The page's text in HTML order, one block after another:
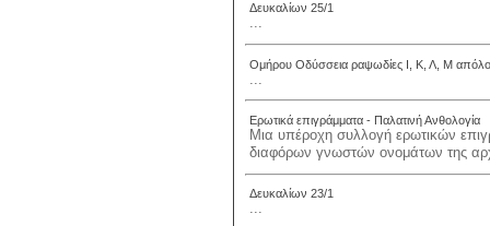
Δευκαλίων 25/1
...
Ομήρου Οδύσσεια ραψωδίες Ι, Κ, Λ, Μ
Ερωτικά επιγράμματα - Παλατινή Ανθολογία
Μια υπέροχη συλλογή ερωτικών
διαφόρων γνωστών ονομάτων της
Δευκαλίων 23/1
...